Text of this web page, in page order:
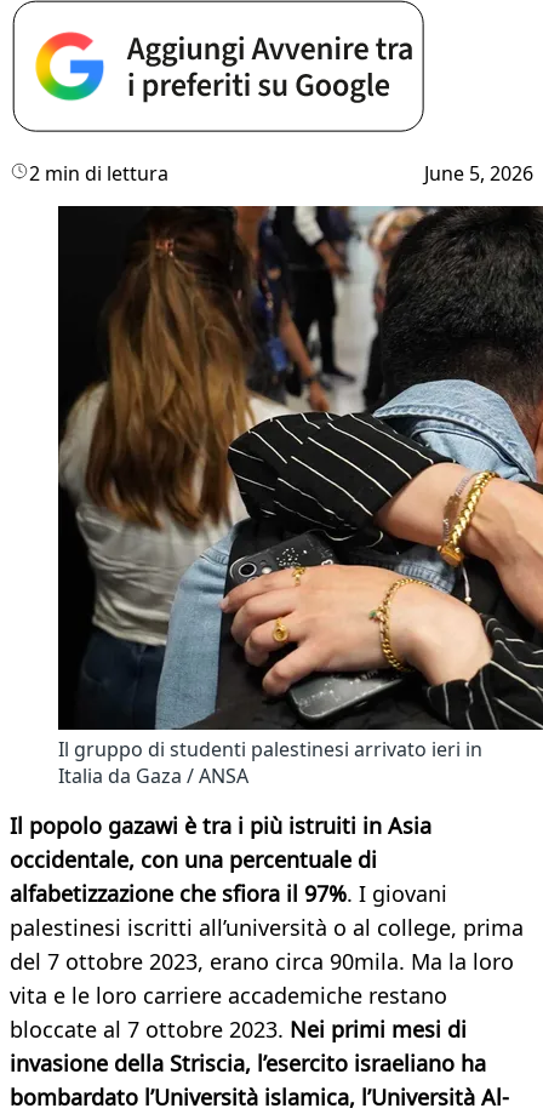
2 min di lettura June 5, 2026
Il gruppo di studenti palestinesi arrivato ieri in
Italia da Gaza / ANSA
Il popolo gazawi è tra i più istruiti in Asia
occidentale, con una percentuale di
alfabetizzazione che sfiora il 97%. I giovani
palestinesi iscritti all’università o al college, prima
del 7 ottobre 2023, erano circa 90mila. Ma la loro
vita e le loro carriere accademiche restano
bloccate al 7 ottobre 2023. Nei primi mesi di
invasione della Striscia, l’esercito israeliano ha
bombardato l’Università islamica, l’Università Al-